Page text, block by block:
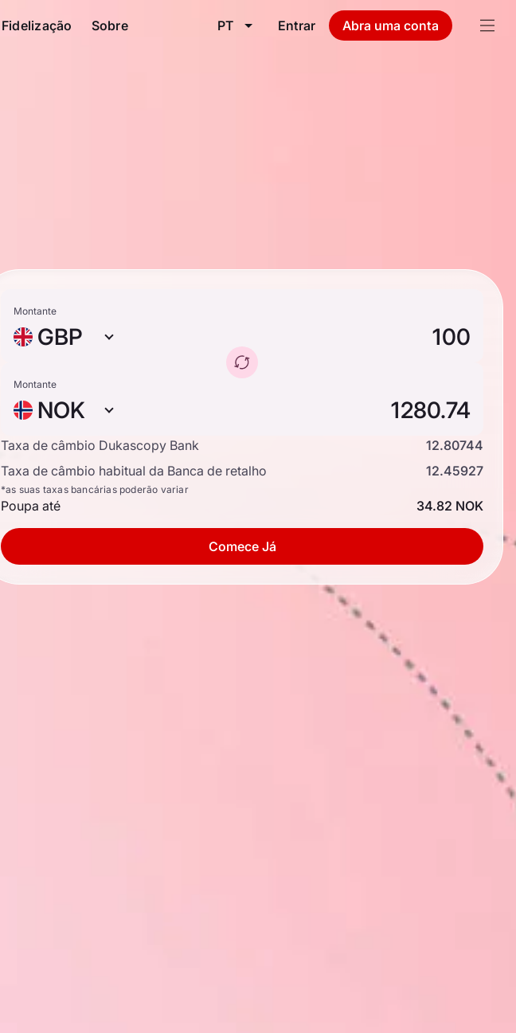
Fidelização Sobre PT Entrar Abra uma conta
Montante
GBP
Montante
NOK
Taxa de câmbio Dukascopy Bank
12.80744
Taxa de câmbio habitual da Banca de retalho
12.45927
*as suas taxas bancárias poderão variar
Poupa até 34.82 NOK
Comece Já